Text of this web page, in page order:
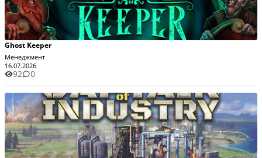
Ghost Keeper
Менеджмент
16.07.2026
92 0